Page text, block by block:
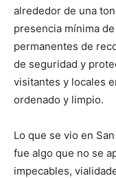
alrededor de una
presencia mínima
permanentes de
de seguridad y
visitantes y locales
ordenado y limpio.
Lo que se vio en
fue algo que no se
impecables,